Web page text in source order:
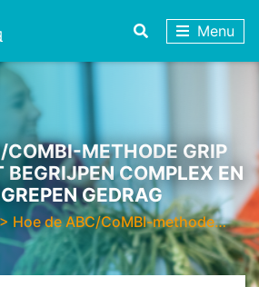
Menu
COMBI-METHODE GRIP
BEGRIJPEN COMPLEX EN
GEDRAG
> Hoe de ABC/CoMBI-methode…